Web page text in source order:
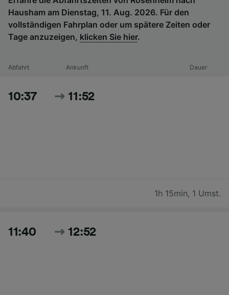
Hausham am Dienstag, 11. Aug. 2026. Für den
vollständigen Fahrplan oder um spätere Zeiten oder
Tage anzuzeigen, klicken Sie hier.
Abfahrt Ankunft Dauer
10:37 11:52
1h 15min, 1 Umst.
11:40 12:52